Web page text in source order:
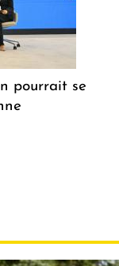
pourrait se